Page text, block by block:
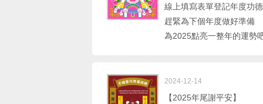
線上填寫表單登記年度功
趕緊為下個年度做好準備
為2025點亮一整年的運勢
2024-12-14
【2025年尾謝平安】